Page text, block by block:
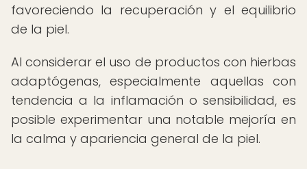
favoreciendo la recuperación y el equilibrio
de la piel.
Al considerar el uso de productos con hierbas
adaptógenas, especialmente aquellas con
tendencia a la inflamación o sensibilidad, es
posible experimentar una notable mejoría en
la calma y apariencia general de la piel.